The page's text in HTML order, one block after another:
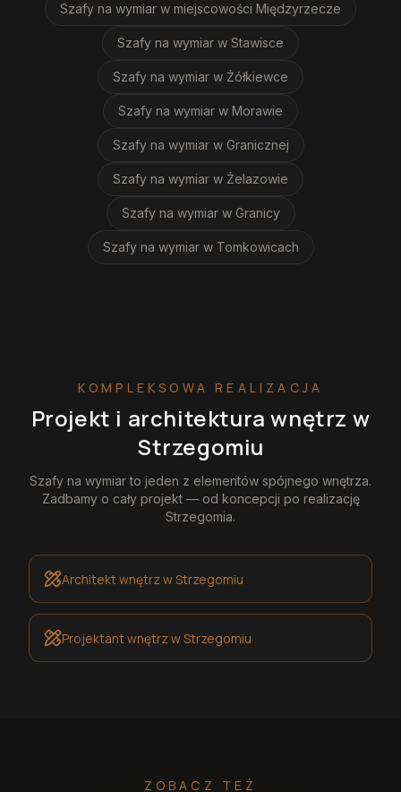
Szafy na wymiar w miejscowości Międzyrzecze
Szafy na wymiar w Stawisce
Szafy na wymiar w Żółkiewce
Szafy na wymiar w Morawie
Szafy na wymiar w Granicznej
Szafy na wymiar w Żelazowie
Szafy na wymiar w Granicy
Szafy na wymiar w Tomkowicach
KOMPLEKSOWA REALIZACJA
Projekt i architektura wnętrz w
Strzegomiu
Szafy na wymiarto jeden z elementów spójnego wnętrza.
Zadbamy o cały projekt — od koncepcji po realizację
Strzegomia.
Architekt wnętrzw Strzegomiu
Projektant wnętrzw Strzegomiu
ZOBACZ TEŻ